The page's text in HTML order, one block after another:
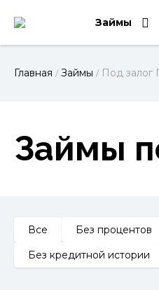
Займы
Главная / Займы / Под залог
Займы
Все Без процентов
Без кредитной истории